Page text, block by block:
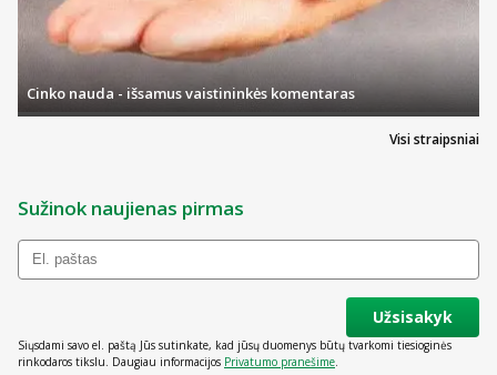
Visi straipsniai
Cinko nauda - išsamus vaistininkės komentaras
Sužinok naujienas pirmas
Užsisakyk
Siųsdami savo el. paštą Jūs sutinkate, kad jūsų duomenys būtų tvarkomi tiesioginės
rinkodaros tikslu. Daugiau informacijos Privatumo pranešime.